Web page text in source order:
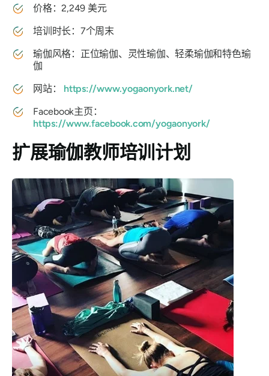
价格：2,249 美元
培训时长：7个周末
瑜伽风格：正位瑜伽、灵性瑜伽、轻柔瑜伽和特色瑜
伽
网站： https://www.yogaonyork.net/
Facebook主页：
https://www.facebook.com/yogaonyork/
扩展瑜伽教师培训计划